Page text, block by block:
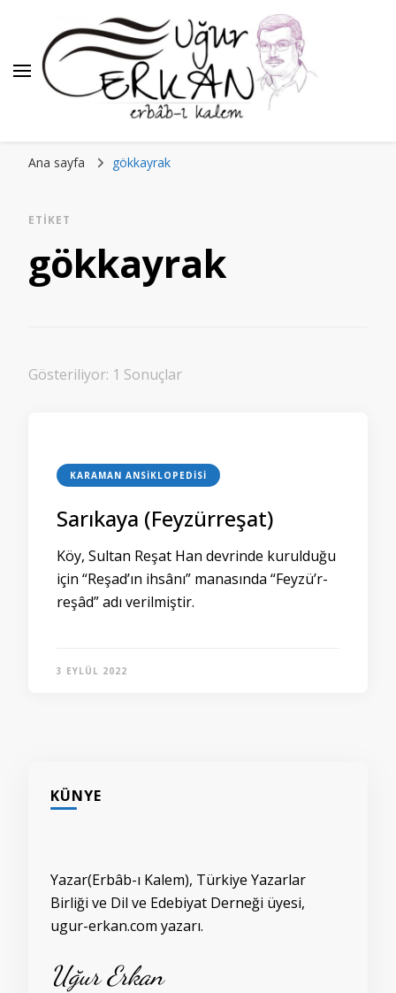
Ana sayfa gökkayrak
ETIKET
gökkayrak
Gösteriliyor: 1 Sonuçlar
KARAMAN ANSIKLOPEDISI
Sarıkaya (Feyzürreşat)
Köy, Sultan Reşat Han devrinde kurulduğu
için “Reşad’ın ihsânı” manasında “Feyzü’r-
reşâd” adı verilmiştir.
3 EYLÜL 2022
KÜNYE
Yazar(Erbâb-ı Kalem), Türkiye Yazarlar
Birliği ve Dil ve Edebiyat Derneği üyesi,
ugur-erkan.com yazarı.
Uğur Erkan